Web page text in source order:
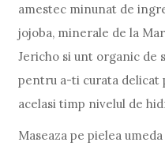
amestec minunat de
jojoba, minerale de la
Jericho si unt organic de
pentru a-ti curata delicat
acelasi timp nivelul de
Maseaza pe pielea